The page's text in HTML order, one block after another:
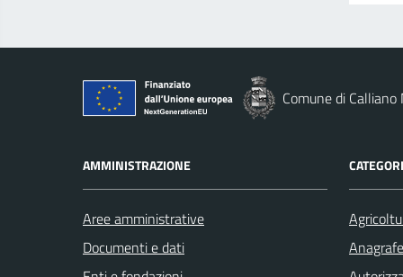
Comune di
AMMINISTRAZIONE
Aree amministrative
Documenti e dati